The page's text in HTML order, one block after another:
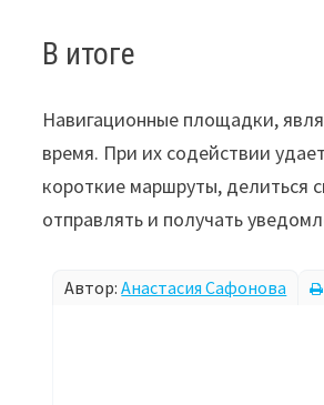
В итоге
Навигационные площадки,
время. При их содействии
короткие маршруты, делиться
отправлять и получать
Автор:Анастасия Сафонова